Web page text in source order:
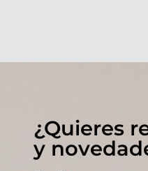
¿Quieres
y